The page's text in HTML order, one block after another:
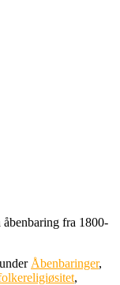
fra 1800-
Åbenbaringer,
,